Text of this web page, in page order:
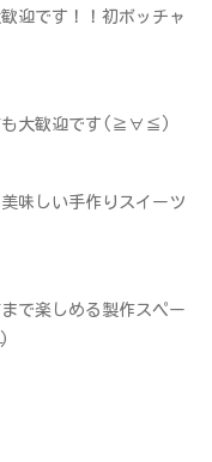
迎です！！初ボッチャ
も大歓迎です(≧∀≦)
味しい手作りスイーツ
で楽しめる製作スペー